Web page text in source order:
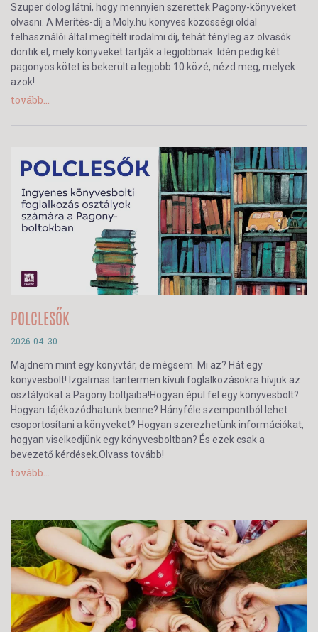
Szuper dolog látni, hogy mennyien szerettek Pagony-könyveket
olvasni. A Merítés-díj a Moly.hu könyves közösségi oldal
felhasználói által megítélt irodalmi díj, tehát tényleg az olvasók
döntik el, mely könyveket tartják a legjobbnak. Idén pedig két
pagonyos kötet is bekerült a legjobb 10 közé, nézd meg, melyek
azok!
tovább...
POLCLESŐK
2026-04-30
Majdnem mint egy könyvtár, de mégsem. Mi az? Hát egy
könyvesbolt! Izgalmas tantermen kívüli foglalkozásokra hívjuk az
osztályokat a Pagony boltjaiba!Hogyan épül fel egy könyvesbolt?
Hogyan tájékozódhatunk benne? Hányféle szempontból lehet
csoportosítani a könyveket? Hogyan szerezhetünk információkat,
hogyan viselkedjünk egy könyvesboltban? És ezek csak a
bevezető kérdések.Olvass tovább!
tovább...